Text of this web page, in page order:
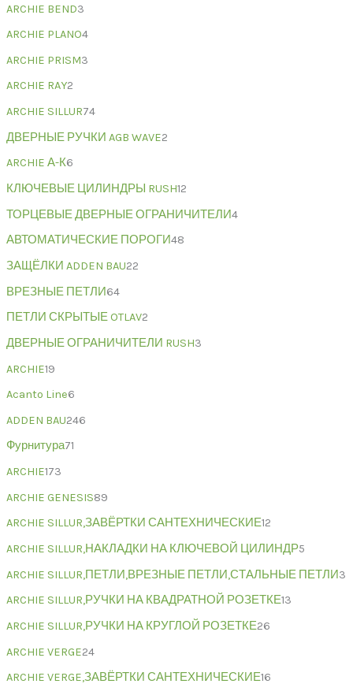
ARCHIE BEND3
ARCHIE PLANO4
ARCHIE PRISM3
ARCHIE RAY2
ARCHIE SILLUR74
ДВЕРНЫЕ РУЧКИ AGB WAVE2
ARCHIE А-К6
КЛЮЧЕВЫЕ ЦИЛИНДРЫ RUSH12
ТОРЦЕВЫЕ ДВЕРНЫЕ ОГРАНИЧИТЕЛИ4
АВТОМАТИЧЕСКИЕ ПОРОГИ48
ЗАЩЁЛКИ ADDEN BAU22
ВРЕЗНЫЕ ПЕТЛИ64
ПЕТЛИ СКРЫТЫЕ OTLAV2
ДВЕРНЫЕ ОГРАНИЧИТЕЛИ RUSH3
ARCHIE19
Acanto Line6
ADDEN BAU246
Фурнитура71
ARCHIE173
ARCHIE GENESIS89
ARCHIE SILLUR,ЗАВЁРТКИ САНТЕХНИЧЕСКИЕ12
ARCHIE SILLUR,НАКЛАДКИ НА КЛЮЧЕВОЙ ЦИЛИНДР5
ARCHIE SILLUR,ПЕТЛИ,ВРЕЗНЫЕ ПЕТЛИ,СТАЛЬНЫЕ ПЕТЛИ3
ARCHIE SILLUR,РУЧКИ НА КВАДРАТНОЙ РОЗЕТКЕ13
ARCHIE SILLUR,РУЧКИ НА КРУГЛОЙ РОЗЕТКЕ26
ARCHIE VERGE24
ARCHIE VERGE,ЗАВЁРТКИ САНТЕХНИЧЕСКИЕ16